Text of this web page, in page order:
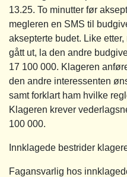
13.25. To minutter før
megleren en SMS til
aksepterte budet. Like
gått ut, la den andre
17 100 000. Klageren
den andre interessenten
samt forklart ham hvilke
Klageren krever
100 000.
Innklagede bestrider
Fagansvarlig hos